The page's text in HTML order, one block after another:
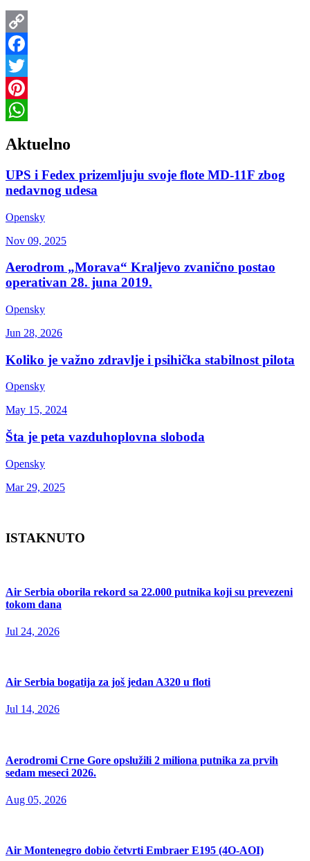
Copy
Link
Facebook
Twitter
Pinterest
Aktuelno
UPS i Fedex prizemljuju svoje flote MD-11F zbog
nedavnog udesa
Opensky
Nov 09, 2025
Aerodrom „Morava“ Kraljevo zvanično postao
operativan 28. juna 2019.
Opensky
Jun 28, 2026
Koliko je važno zdravlje i psihička stabilnost pilota
Opensky
May 15, 2024
Šta je peta vazduhoplovna sloboda
Opensky
Mar 29, 2025
ISTAKNUTO
Air Serbia oborila rekord sa 22.000 putnika koji su prevezeni
tokom dana
Jul 24, 2026
Air Serbia bogatija za još jedan A320 u floti
Jul 14, 2026
Aerodromi Crne Gore opslužili 2 miliona putnika za prvih
sedam meseci 2026.
Aug 05, 2026
Air Montenegro dobio četvrti Embraer E195 (4O-AOI)